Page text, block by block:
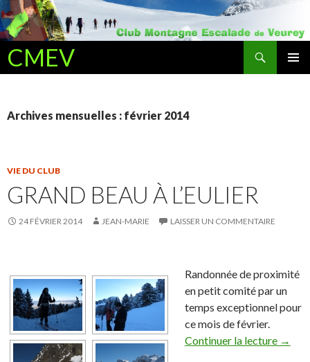
CMEV
Recherche
ALLER AU CONTENU PRINCIPAL
Archives mensuelles : février 2014
VIE DU CLUB
GRAND BEAU À L’EULIER
24 FÉVRIER 2014 JEAN-MARIE LAISSER UN COMMENTAIRE
Randonnée de proximité
en petit comité par un
temps exceptionnel pour
ce mois de février.
Continuer la lecture →